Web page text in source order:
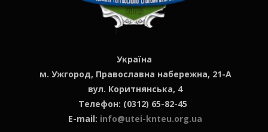
Україна
м. Ужгород, Православна набережна, 21-А
вул. Коритнянська, 4
Телефон: (0312) 65-82-45
E-mail: info@utei-knteu.org.ua